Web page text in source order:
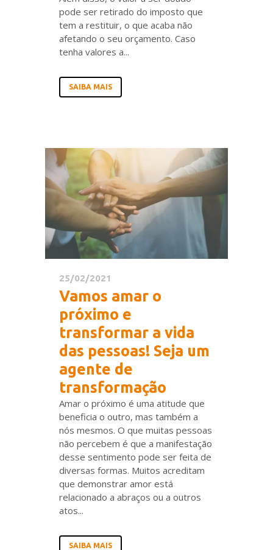
pode ser retirado do imposto que
tem a restituir, o que acaba não
afetando o seu orçamento. Caso
tenha valores a...
SAIBA MAIS
25/02/2021
Vamos amar o
próximo e
transformar a vida
das pessoas! Seja um
agente de
transformação
Amar o próximo é uma atitude que
beneficia o outro, mas também a
nós mesmos. O que muitas pessoas
não percebem é que a manifestação
desse sentimento pode ser feita de
diversas formas. Muitos acreditam
que demonstrar amor está
relacionado a abraços ou a outros
atos...
SAIBA MAIS